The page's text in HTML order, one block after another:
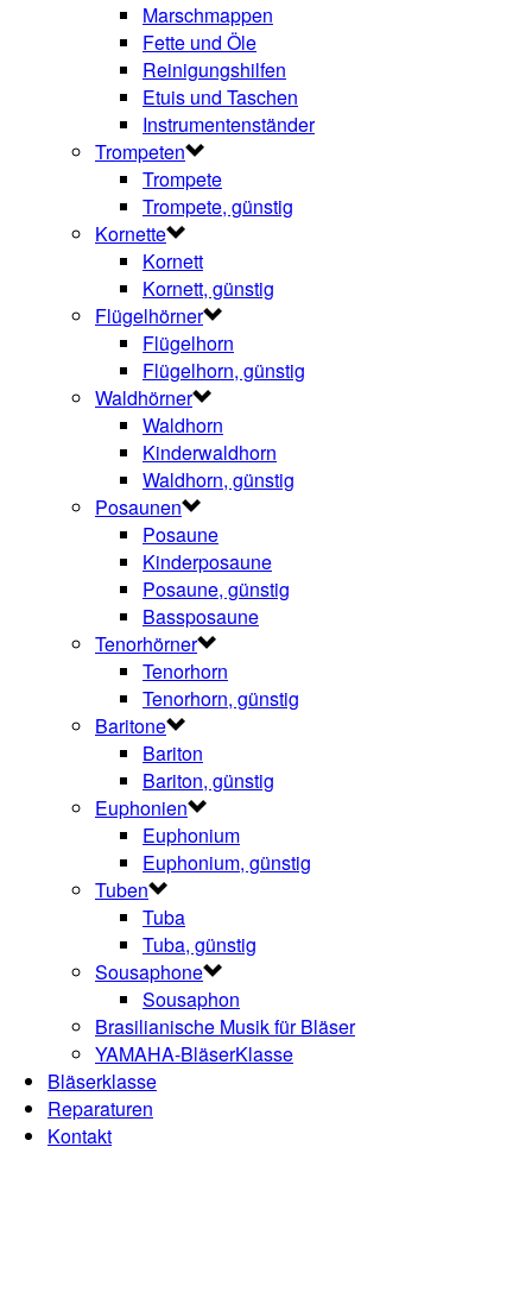
Marschmappen
Fette und Öle
Reinigungshilfen
Etuis und Taschen
Instrumentenständer
Trompeten
Trompete
Trompete, günstig
Kornette
Kornett
Kornett, günstig
Flügelhörner
Flügelhorn
Flügelhorn, günstig
Waldhörner
Waldhorn
Kinderwaldhorn
Waldhorn, günstig
Posaunen
Posaune
Kinderposaune
Posaune, günstig
Bassposaune
Tenorhörner
Tenorhorn
Tenorhorn, günstig
Baritone
Bariton
Bariton, günstig
Euphonien
Euphonium
Euphonium, günstig
Tuben
Tuba
Tuba, günstig
Sousaphone
Sousaphon
Brasilianische Musik für Bläser
YAMAHA-BläserKlasse
Bläserklasse
Reparaturen
Kontakt